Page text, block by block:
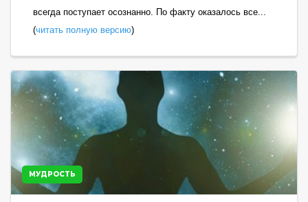
всегда поступает осознанно. По факту оказалось все...
(читать полную версию)
МУДРОСТЬ